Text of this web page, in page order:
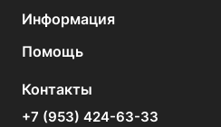
Информация
Помощь
Контакты
+7 (953) 424-63-33